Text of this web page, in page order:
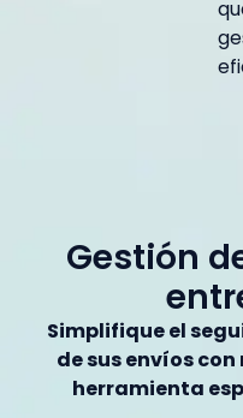
Gestión
Simplifique el
de sus envíos
herramienta